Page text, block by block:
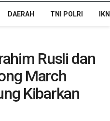
DAERAH TNI POLRI IKN
Rusli dan
March
Kibarkan